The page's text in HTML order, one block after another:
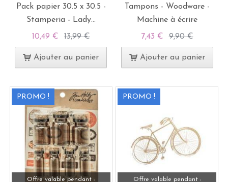
Pack papier 30.5 x 30.5 -
Stamperia - Lady...
10,49 € 13,99 €
Ajouter au panier
Tampons - Woodware -
Machine à écrire
7,43 € 9,90 €
Ajouter au panier
PROMO !
Offre valable pendant :
PROMO !
Offre valable pendant :